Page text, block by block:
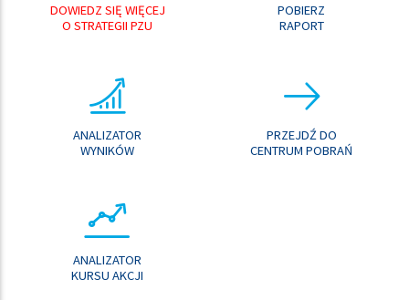
DOWIEDZ SIĘ WIĘCEJ
O STRATEGII PZU
POBIERZ
RAPORT
ANALIZATOR
WYNIKÓW
PRZEJDŹ DO
CENTRUM POBRAŃ
ANALIZATOR
KURSU AKCJI